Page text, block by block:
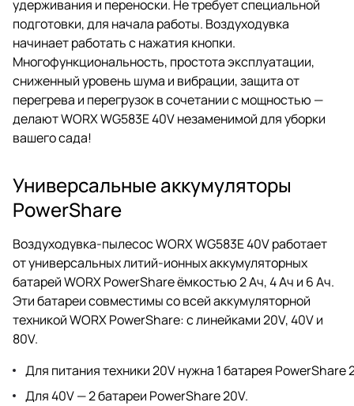
удерживания и переноски. Не требует специальной
подготовки, для начала работы. Воздуходувка
начинает работать с нажатия кнопки.
Многофункциональность, простота эксплуатации,
сниженный уровень шума и вибрации, защита от
перегрева и перегрузок в сочетании с мощностью —
делают WORX WG583E 40V незаменимой для уборки
вашего сада!
Универсальные аккумуляторы
PowerShare
Воздуходувка-пылесос WORX WG583E 40V работает
от универсальных литий-ионных аккумуляторных
батарей WORX PowerShare ёмкостью 2 Ач, 4 Ач и 6 Ач.
Эти батареи совместимы со всей аккумуляторной
техникой WORX PowerShare: с линейками 20V, 40V и
80V.
Для питания техники 20V нужна 1 батарея PowerShare
Для 40V — 2 батареи PowerShare 20V.